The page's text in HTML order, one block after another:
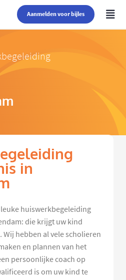
Aanmelden voor bijles
in
huiswerkbegeleiding
die krijgt uw kind
Wij hebben al vele scholieren
en plannen van het
persoonlijke coach op
is om uw kind te